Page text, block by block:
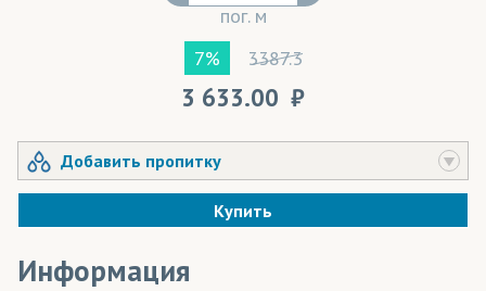
пог. м
7% 3387.3
3 633.00
Добавить пропитку
Купить
Информация